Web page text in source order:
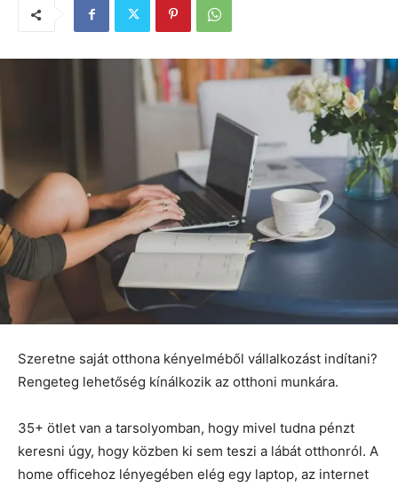
Szeretne saját otthona kényelméből vállalkozást indítani?
Rengeteg lehetőség kínálkozik az otthoni munkára.
35+ ötlet van a tarsolyomban, hogy mivel tudna pénzt
keresni úgy, hogy közben ki sem teszi a lábát otthonról. A
home officehoz lényegében elég egy laptop, az internet